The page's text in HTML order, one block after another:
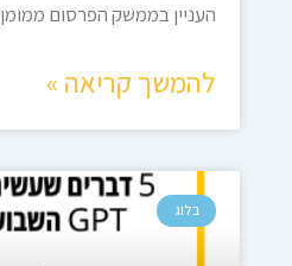
העניין בממשק הפרסום ממומן
להמשך קריאה »
בלוג